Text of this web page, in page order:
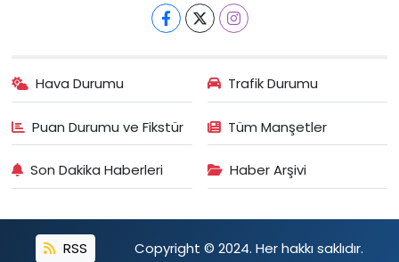
Hava Durumu Trafik Durumu
Puan Durumu ve Fikstür Tüm Manşetler
Son Dakika Haberleri Haber Arşivi
RSS Copyright © 2024. Her hakkı saklıdır.